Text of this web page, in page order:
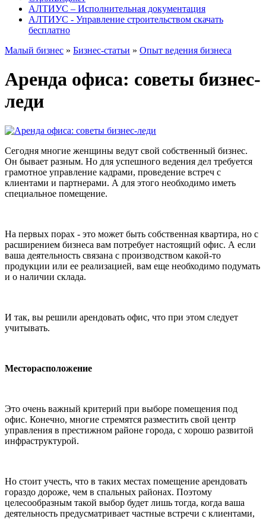
АЛТИУС – Исполнительная документация
АЛТИУС - Управление строительством скачать
бесплатно
Малый бизнес » Бизнес-статьи » Опыт ведения бизнеса
Аренда офиса: советы бизнес-
леди
Сегодня многие женщины ведут свой собственный бизнес.
Он бывает разным. Но для успешного ведения дел требуется
грамотное управление кадрами, проведение встреч с
клиентами и партнерами. А для этого необходимо иметь
специальное помещение.
На первых порах - это может быть собственная квартира, но с
расширением бизнеса вам потребует настоящий офис. А если
ваша деятельность связана с производством какой-то
продукции или ее реализацией, вам еще необходимо подумать
и о наличии склада.
И так, вы решили арендовать офис, что при этом следует
учитывать.
Месторасположение
Это очень важный критерий при выборе помещения под
офис. Конечно, многие стремятся разместить свой центр
управления в престижном районе города, с хорошо развитой
инфраструктурой.
Но стоит учесть, что в таких местах помещение арендовать
гораздо дороже, чем в спальных районах. Поэтому
целесообразным такой выбор будет лишь тогда, когда ваша
деятельность предусматривает частные встречи с клиентами,